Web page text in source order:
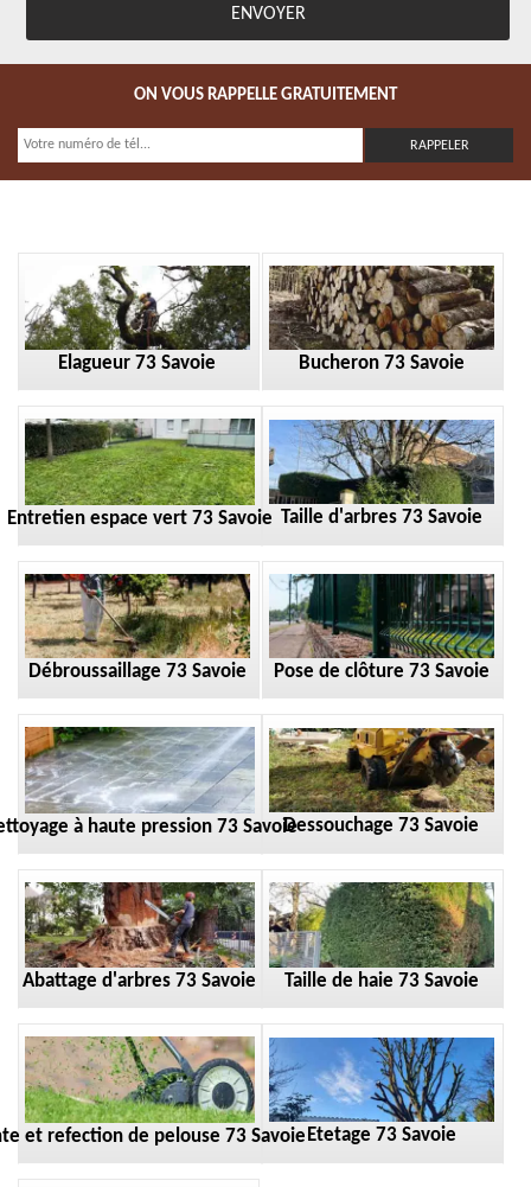
ON VOUS RAPPELLE GRATUITEMENT
Elagueur 73 Savoie Bucheron 73 Savoie
Entretien espace vert 73 Savoie Taille d'arbres 73 Savoie
Débroussaillage 73 Savoie Pose de clôture 73 Savoie
à haute pression 73 SavoieDessouchage 73 Savoie
Abattage d'arbres 73 Savoie Taille de haie 73 Savoie
et refection de pelouse 73 Savoie Etetage 73 Savoie